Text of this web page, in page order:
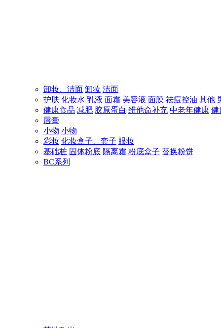
卸妆、洁面 卸妆 洁面
护肤 化妆水 乳液 面霜 美容液 面膜 祛痘控油 其他
健康食品 减肥 胶原蛋白 维他命补充 中老年健康 健
唇膏
小物 小物
彩妆 化妆盒子、套子 眼妆
基础桩 固体粉底 隔离霜 粉底盒子 替换粉饼
BC系列